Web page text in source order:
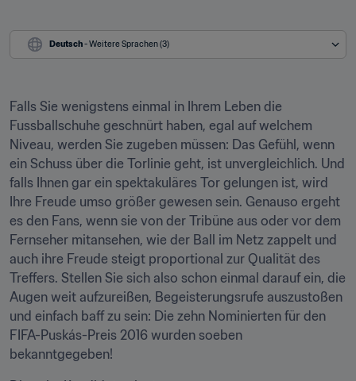
Deutsch - Weitere Sprachen (3)
Falls Sie wenigstens einmal in Ihrem Leben die
Fussballschuhe geschnürt haben, egal auf welchem
Niveau, werden Sie zugeben müssen: Das Gefühl, wenn
ein Schuss über die Torlinie geht, ist unvergleichlich. Und
falls Ihnen gar ein spektakuläres Tor gelungen ist, wird
Ihre Freude umso größer gewesen sein. Genauso ergeht
es den Fans, wenn sie von der Tribüne aus oder vor dem
Fernseher mitansehen, wie der Ball im Netz zappelt und
auch ihre Freude steigt proportional zur Qualität des
Treffers. Stellen Sie sich also schon einmal darauf ein, die
Augen weit aufzureißen, Begeisterungsrufe auszustoßen
und einfach baff zu sein: Die zehn Nominierten für den
FIFA-Puskás-Preis 2016 wurden soeben
bekanntgegeben!